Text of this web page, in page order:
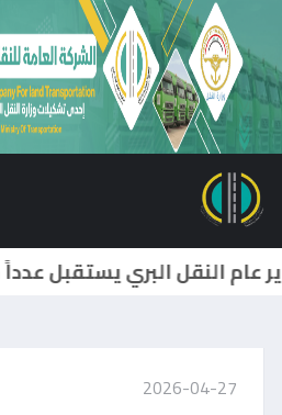
2026-04-27